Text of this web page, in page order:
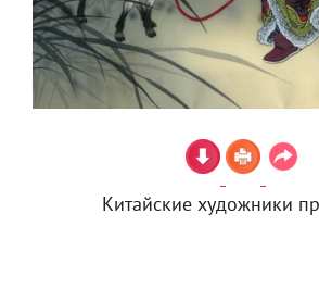
Китайские художники